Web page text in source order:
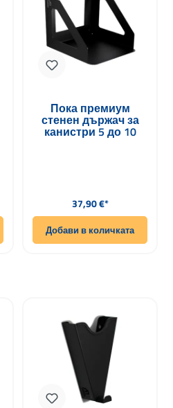
Пока премиум
стенен държач за
канистри 5 до 10
литра
Редовна цена:
37,90 €*
Добави в количката